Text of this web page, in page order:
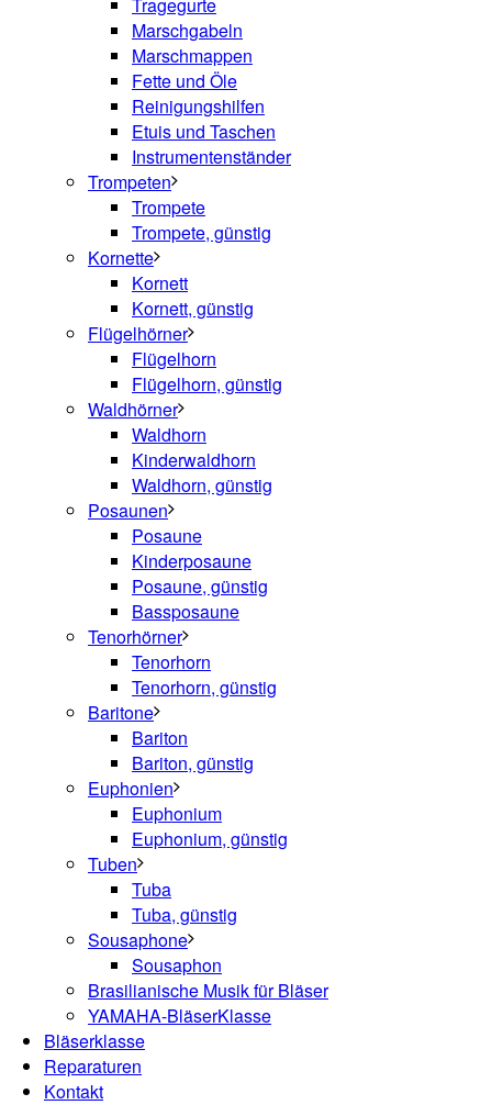
Marschgabeln
Marschmappen
Fette und Öle
Reinigungshilfen
Etuis und Taschen
Instrumentenständer
Trompeten
Trompete
Trompete, günstig
Kornette
Kornett
Kornett, günstig
Flügelhörner
Flügelhorn
Flügelhorn, günstig
Waldhörner
Waldhorn
Kinderwaldhorn
Waldhorn, günstig
Posaunen
Posaune
Kinderposaune
Posaune, günstig
Bassposaune
Tenorhörner
Tenorhorn
Tenorhorn, günstig
Baritone
Bariton
Bariton, günstig
Euphonien
Euphonium
Euphonium, günstig
Tuben
Tuba
Tuba, günstig
Sousaphone
Sousaphon
Brasilianische Musik für Bläser
YAMAHA-BläserKlasse
Bläserklasse
Reparaturen
Kontakt